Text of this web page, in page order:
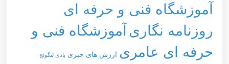
آموزشگاه فنی و حرفه ای
روزنامه نگاری آموزشگاه فنی و
حرفه ای عامری ارزش های خبری بادی لنگوئج